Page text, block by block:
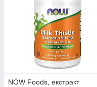
NOW Foods, екстракт